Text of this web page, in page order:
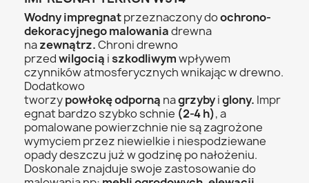
Wodny impregnatprzeznaczony doochrono-
dekoracyjnegomalowaniadrewna
nazewnątrz.Chroni drewno
przedwilgocią iszkodliwymwpływem
czynników atmosferycznych wnikając w drewno.
Dodatkowo
tworzypowłokęodporną nagrzybyiglony. Impr
egnat bardzo szybko schnie (2-4 h), a
pomalowane powierzchnie nie są zagrożone
wymyciem przez niewielkie i niespodziewane
opady deszczu już w godzinę po nałożeniu.
Doskonale znajduje swoje zastosowanie do